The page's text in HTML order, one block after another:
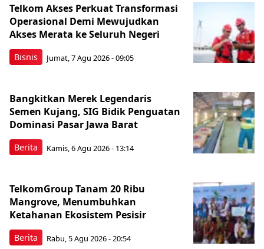
Bisnis
Telkom Akses Perkuat Transformasi
Operasional Demi Mewujudkan
Akses Merata ke Seluruh Negeri
Jumat, 7 Agu 2026 - 09:05
Berita
Bangkitkan Merek Legendaris
Semen Kujang, SIG Bidik Penguatan
Dominasi Pasar Jawa Barat
Kamis, 6 Agu 2026 - 13:14
Berita
TelkomGroup Tanam 20 Ribu
Mangrove, Menumbuhkan
Ketahanan Ekosistem Pesisir
Rabu, 5 Agu 2026 - 20:54